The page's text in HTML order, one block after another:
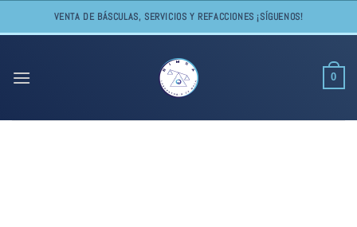
VENTA DE BÁSCULAS, SERVICIOS Y REFACCIONES ¡SÍGUENOS!
0